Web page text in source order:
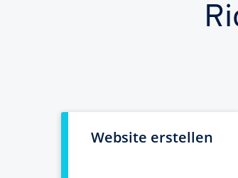
Website erstellen